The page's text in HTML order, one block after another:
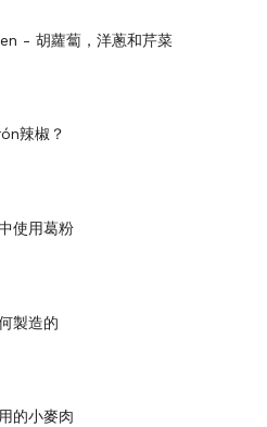
- 胡蘿蔔，洋蔥和芹菜
辣椒？
使用葛粉
製造的
的小麥肉